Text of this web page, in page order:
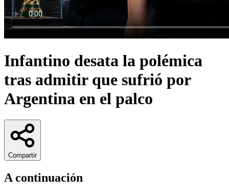
Infantino desata la polémica
tras admitir que sufrió por
Argentina en el palco
Compartir
A continuación